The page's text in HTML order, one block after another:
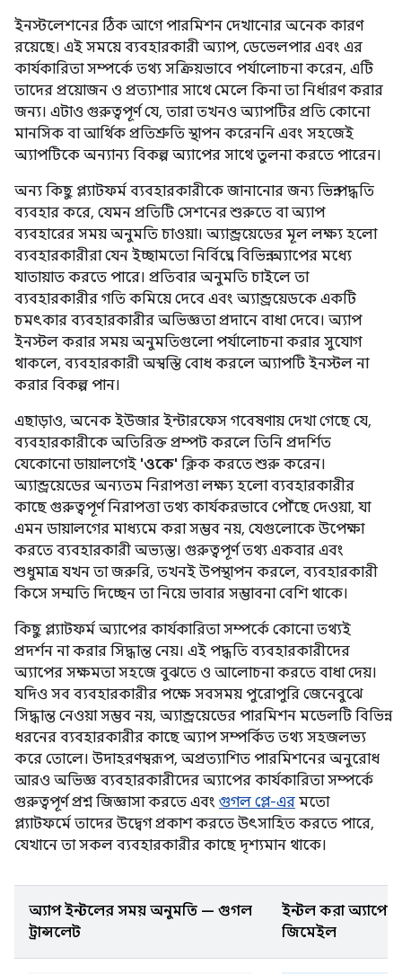
ইনস্টলেশনের ঠিক আগে পারমিশন দেখানোর অনেক কারণ
রয়েছে। এই সময়ে ব্যবহারকারী অ্যাপ, ডেভেলপার এবং এর
কার্যকারিতা সম্পর্কে তথ্য সক্রিয়ভাবে পর্যালোচনা করেন, এটি
তাদের প্রয়োজন ও প্রত্যাশার সাথে মেলে কিনা তা নির্ধারণ করার
জন্য। এটাও গুরুত্বপূর্ণ যে, তারা তখনও অ্যাপটির প্রতি কোনো
মানসিক বা আর্থিক প্রতিশ্রুতি স্থাপন করেননি এবং সহজেই
অ্যাপটিকে অন্যান্য বিকল্প অ্যাপের সাথে তুলনা করতে পারেন।
অন্য কিছু প্ল্যাটফর্ম ব্যবহারকারীকে জানানোর জন্য ভিন্ন পদ্ধতি
ব্যবহার করে, যেমন প্রতিটি সেশনের শুরুতে বা অ্যাপ
ব্যবহারের সময় অনুমতি চাওয়া। অ্যান্ড্রয়েডের মূল লক্ষ্য হলো
ব্যবহারকারীরা যেন ইচ্ছামতো নির্বিঘ্নে বিভিন্ন অ্যাপের মধ্যে
যাতায়াত করতে পারে। প্রতিবার অনুমতি চাইলে তা
ব্যবহারকারীর গতি কমিয়ে দেবে এবং অ্যান্ড্রয়েডকে একটি
চমৎকার ব্যবহারকারীর অভিজ্ঞতা প্রদানে বাধা দেবে। অ্যাপ
ইনস্টল করার সময় অনুমতিগুলো পর্যালোচনা করার সুযোগ
থাকলে, ব্যবহারকারী অস্বস্তি বোধ করলে অ্যাপটি ইনস্টল না
করার বিকল্প পান।
এছাড়াও, অনেক ইউজার ইন্টারফেস গবেষণায় দেখা গেছে যে,
ব্যবহারকারীকে অতিরিক্ত প্রম্পট করলে তিনি প্রদর্শিত
যেকোনো ডায়ালগেই 'ওকে' ক্লিক করতে শুরু করেন।
অ্যান্ড্রয়েডের অন্যতম নিরাপত্তা লক্ষ্য হলো ব্যবহারকারীর
কাছে গুরুত্বপূর্ণ নিরাপত্তা তথ্য কার্যকরভাবে পৌঁছে দেওয়া, যা
এমন ডায়ালগের মাধ্যমে করা সম্ভব নয়, যেগুলোকে উপেক্ষা
করতে ব্যবহারকারী অভ্যস্ত। গুরুত্বপূর্ণ তথ্য একবার এবং
শুধুমাত্র যখন তা জরুরি, তখনই উপস্থাপন করলে, ব্যবহারকারী
কিসে সম্মতি দিচ্ছেন তা নিয়ে ভাবার সম্ভাবনা বেশি থাকে।
কিছু প্ল্যাটফর্ম অ্যাপের কার্যকারিতা সম্পর্কে কোনো তথ্যই
প্রদর্শন না করার সিদ্ধান্ত নেয়। এই পদ্ধতি ব্যবহারকারীদের
অ্যাপের সক্ষমতা সহজে বুঝতে ও আলোচনা করতে বাধা দেয়।
যদিও সব ব্যবহারকারীর পক্ষে সবসময় পুরোপুরি জেনেবুঝে
সিদ্ধান্ত নেওয়া সম্ভব নয়, অ্যান্ড্রয়েডের পারমিশন মডেলটি বিভিন্ন
ধরনের ব্যবহারকারীর কাছে অ্যাপ সম্পর্কিত তথ্য সহজলভ্য
করে তোলে। উদাহরণস্বরূপ, অপ্রত্যাশিত পারমিশনের অনুরোধ
আরও অভিজ্ঞ ব্যবহারকারীদের অ্যাপের কার্যকারিতা সম্পর্কে
গুরুত্বপূর্ণ প্রশ্ন জিজ্ঞাসা করতে এবং গুগল প্লে-এর মতো
প্ল্যাটফর্মে তাদের উদ্বেগ প্রকাশ করতে উৎসাহিত করতে পারে,
যেখানে তা সকল ব্যবহারকারীর কাছে দৃশ্যমান থাকে।
অ্যাপ ইনস্টলের সময় অনুমতি — গুগল
ট্রান্সলেট
ইনস্টল করা
জিমেইল